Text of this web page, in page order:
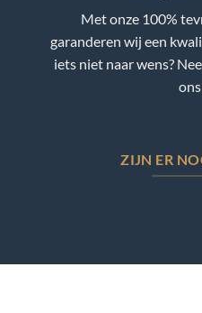
Met onze 100%
garanderen wij een
iets niet naar wens?
ZIJN ER